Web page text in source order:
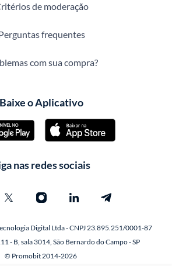
de moderação
frequentes
com sua compra?
Baixe o Aplicativo
nas redes sociais
Digital Ltda - CNPJ 23.895.251/0001-87
- B, sala 3014, São Bernardo do Campo - SP
© Promobit 2014-2026